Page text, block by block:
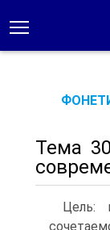
Тема
Цель: